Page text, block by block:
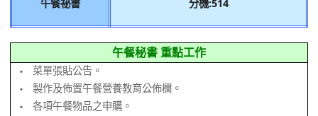
午餐祕書 分機:514
午餐秘書 重點工作
‧
菜單張貼公告。
‧ 製作及佈置午餐營養教育公佈欄。
‧ 各項午餐物品之申購。